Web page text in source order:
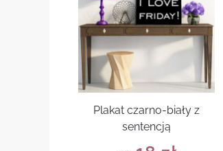
Plakat czarno-biały z
sentencją